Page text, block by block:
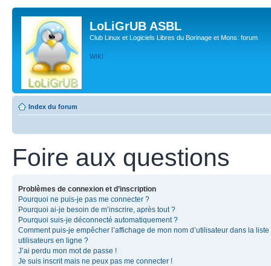
LoLiGrUB ASBL
Club Linux et Logiciels Libres du Borinage et Mons: forum
WIKI
Index du forum
Foire aux questions
Problèmes de connexion et d’inscription
Pourquoi ne puis-je pas me connecter ?
Pourquoi ai-je besoin de m’inscrire, après tout ?
Pourquoi suis-je déconnecté automatiquement ?
Comment puis-je empêcher l’affichage de mon nom d’utilisateur dans la liste
utilisateurs en ligne ?
J’ai perdu mon mot de passe !
Je suis inscrit mais ne peux pas me connecter !